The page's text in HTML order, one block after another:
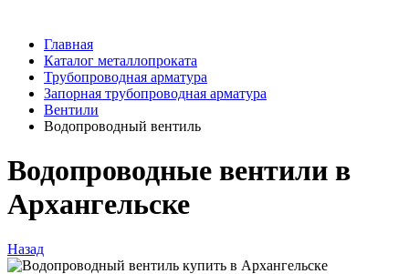
Главная
Каталог металлопроката
Трубопроводная арматура
Запорная трубопроводная арматура
Вентили
Водопроводный вентиль
Водопроводные вентили в
Архангельске
Назад